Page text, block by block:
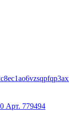
Арт. 779494